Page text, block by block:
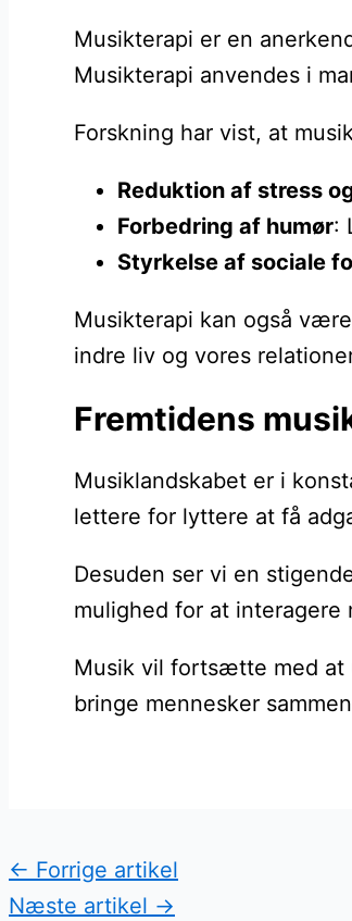
Musikterapi er en
Musikterapi anvendes i
Forskning har vist, at
Reduktion af stress
Forbedring af humør:
Styrkelse af sociale
Musikterapi kan også
indre liv og vores
Fremtidens
Musiklandskabet er i
lettere for lyttere at få
Desuden ser vi en
mulighed for at interagere
Musik vil fortsætte med at
bringe mennesker
← Forrige artikel
Næste artikel →